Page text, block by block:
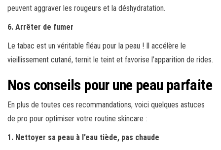
peuvent aggraver les rougeurs et la déshydratation.
6. Arrêter de fumer
Le tabac est un véritable fléau pour la peau ! Il accélère le
vieillissement cutané, ternit le teint et favorise l’apparition de rides.
Nos conseils pour une peau parfaite
En plus de toutes ces recommandations, voici quelques astuces
de pro pour optimiser votre routine skincare :
1. Nettoyer sa peau à l’eau tiède, pas chaude